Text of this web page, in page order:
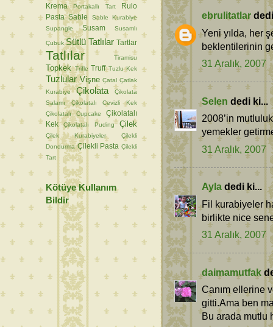
ebrulitatlar
Yeni yılda, her
beklentilerinin
31 Aralık, 2007
Selen dedi ki...
2008’in
yemekler
31 Aralık, 2007
Ayla dedi ki...
Fil kurabiyeler
birlikte nice
31 Aralık, 2007
daimamutfak
Canım ellerine
gitti.Ama ben
Bu arada mutlu
Krema
Portakallı Tart
Rulo
Pasta Sable
Sable Kurabiye
Supangle
Susam Susamlı
Çubuk Sütlü Tatlılar Tartlar
Tatlılar Tiramisu
Topkek Trifle Truff Tuzlu Kek
Tuzlular Vişne Çatal Çatlak
Kurabiye
Çikolata
Çikolata
Salamı
Çikolatalı Cevizli Kek
Çikolatalı Cupcake
Çikolatalı
Kek
Çikolatalı Puding Çilek
Çilek Kurabiyeler
Çilekli
Dondurma Çilekli Pasta Çilekli
Tart
Kötüye Kullanım
Bildir